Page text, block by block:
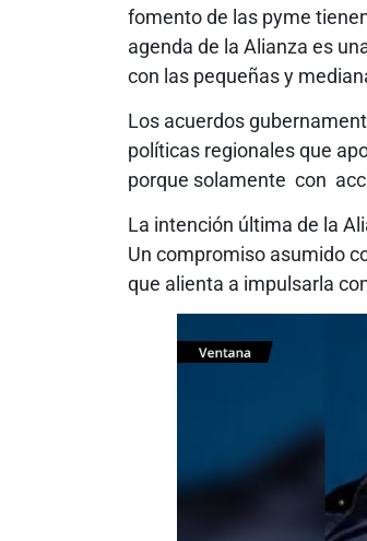
fomento de las pyme
agenda de la Alianza es
con las pequeñas y
Los acuerdos
políticas regionales que
porque solamente con
La intención última de la
Un compromiso asumido
que alienta a impulsarla